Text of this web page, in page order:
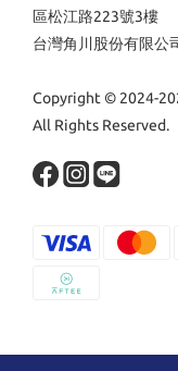
區松江路223號3樓
台灣角川股份有限公
Copyright © 2024-
All Rights Reserved.